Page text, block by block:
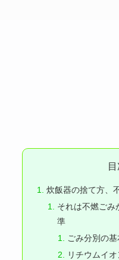
炊飯器の捨て方、
それは不燃ごみ
準
ごみ分別の
リチウムイ